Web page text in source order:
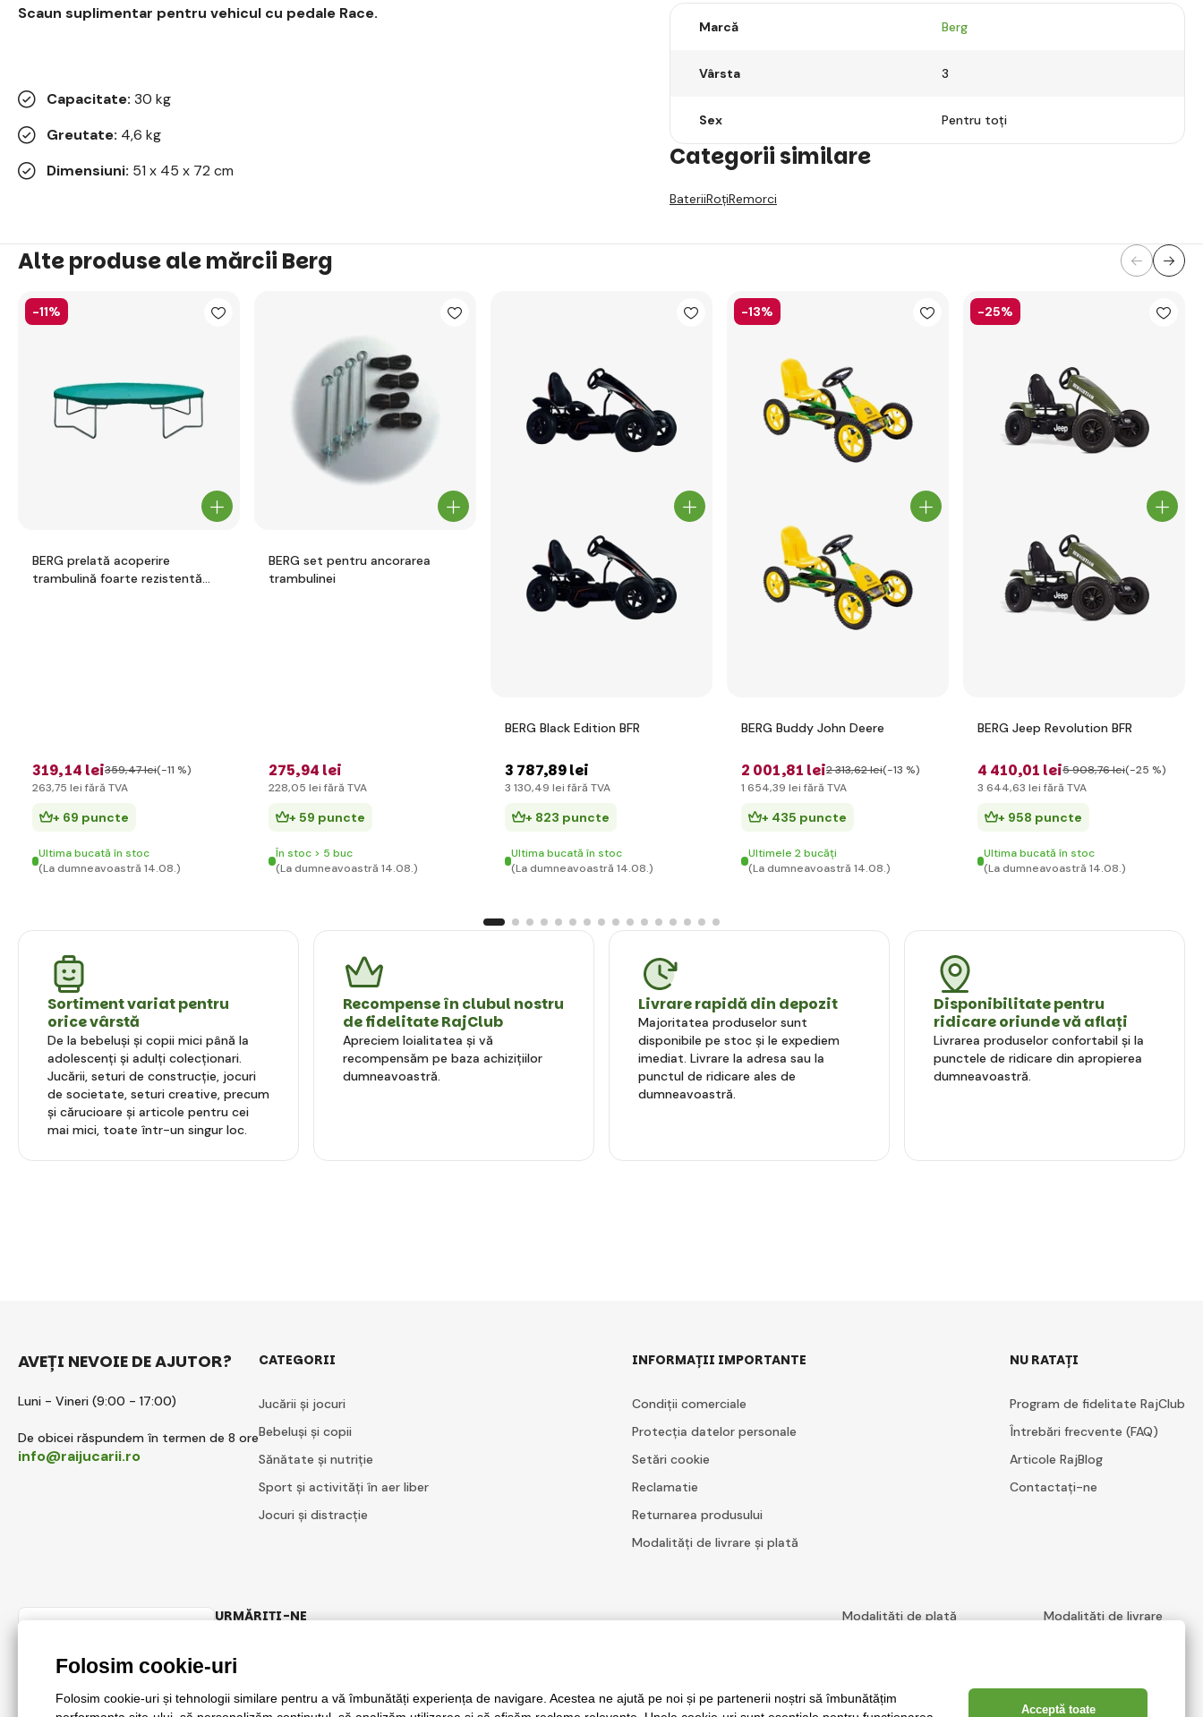
Scaun suplimentar pentru vehicul cu pedale Race.
Capacitate: 30 kg
Greutate: 4,6 kg
Dimensiuni: 51 x 45 x 72 cm
Marcă Berg
Vârsta 3
Sex Pentru toți
Categorii similare
BateriiRoțiRemorci
Alte produse ale mărcii Berg
-11%
BERG prelată acoperire
trambulină foarte rezistentă
319,14 lei359,47 lei(-11 %)
263,75 lei fără TVA
+ 69 puncte
Ultima bucată în stoc
(La dumneavoastră 14.08.)
BERG set pentru ancorarea
trambulinei
275,94 lei
228,05 lei fără TVA
+ 59 puncte
În stoc > 5 buc
(La dumneavoastră 14.08.)
BERG Black Edition BFR
3 787,89 lei
3 130,49 lei fără TVA
+ 823 puncte
Ultima bucată în stoc
(La dumneavoastră 14.08.)
-13%
BERG Buddy John Deere
2 001,81 lei2 313,62 lei(-13 %)
1 654,39 lei fără TVA
+ 435 puncte
Ultimele 2 bucăți
(La dumneavoastră 14.08.)
-25%
BERG Jeep Revolution BFR
4 410,01 lei5 908,76 lei(-25 %)
3 644,63 lei fără TVA
+ 958 puncte
Ultima bucată în stoc
(La dumneavoastră 14.08.)
Sortiment variat pentru
orice vârstă
De la bebeluși și copii mici până la
adolescenți și adulți colecționari.
Jucării, seturi de construcție, jocuri
de societate, seturi creative, precum
și cărucioare și articole pentru cei
mai mici, toate într-un singur loc.
Recompense în clubul nostru
de fidelitate RajClub
Apreciem loialitatea și vă
recompensăm pe baza achizițiilor
dumneavoastră.
Livrare rapidă din depozit
Majoritatea produselor sunt
disponibile pe stoc și le expediem
imediat. Livrare la adresa sau la
punctul de ridicare ales de
dumneavoastră.
Disponibilitate pentru
ridicare oriunde vă aflați
Livrarea produselor confortabil și la
punctele de ridicare din apropierea
dumneavoastră.
AVEȚI NEVOIE DE AJUTOR?
Luni - Vineri (9:00 - 17:00)
De obicei răspundem în termen de 8 ore
info@raijucarii.ro
CATEGORII
Jucării și jocuri
Bebeluși și copii
Sănătate și nutriție
Sport și activități în aer liber
Jocuri și distracție
INFORMAȚII IMPORTANTE
Condiții comerciale
Protecția datelor personale
Setări cookie
Reclamatie
Returnarea produsului
Modalități de livrare și plată
NU RATAȚI
Program de fidelitate RajClub
Întrebări frecvente (FAQ)
Articole RajBlog
Contactați-ne
URMĂRIȚI-NE Modalități de plată Modalități de livrare